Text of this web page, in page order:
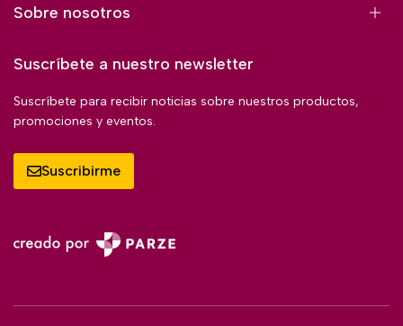
Sobre nosotros
Suscríbete a nuestro newsletter
Suscríbete para recibir noticias sobre nuestros productos,
promociones y eventos.
Suscribirme